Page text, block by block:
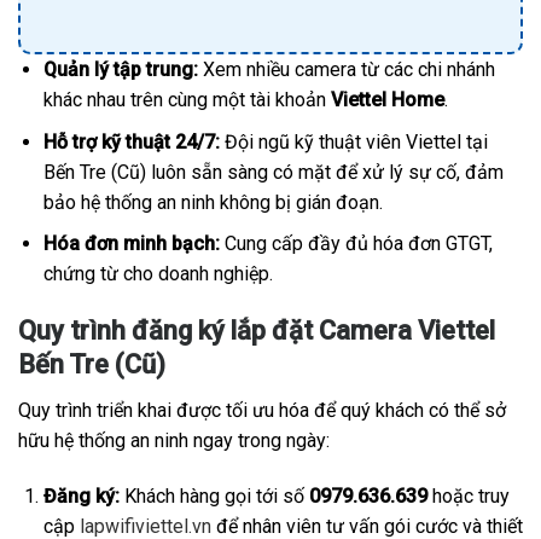
Quản lý tập trung:Xem nhiều camera từ các chi nhánh
khác nhau trên cùng một tài khoản Viettel Home.
Hỗ trợ kỹ thuật 24/7:Đội ngũ kỹ thuật viên Viettel tại
Bến Tre (Cũ) luôn sẵn sàng có mặt để xử lý sự cố, đảm
bảo hệ thống an ninh không bị gián đoạn.
Hóa đơn minh bạch:Cung cấp đầy đủ hóa đơn GTGT,
chứng từ cho doanh nghiệp.
Quy trình đăng ký lắp đặt Camera Viettel
Bến Tre (Cũ)
Quy trình triển khai được tối ưu hóa để quý khách có thể sở
hữu hệ thống an ninh ngay trong ngày:
Đăng ký:Khách hàng gọi tới số 0979.636.639hoặc truy
cập lapwifiviettel.vnđể nhân viên tư vấn gói cước và thiết